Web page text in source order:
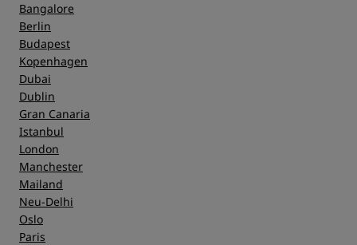
Bangalore
Berlin
Budapest
Kopenhagen
Dubai
Dublin
Gran Canaria
Istanbul
London
Manchester
Mailand
Neu-Delhi
Oslo
Paris